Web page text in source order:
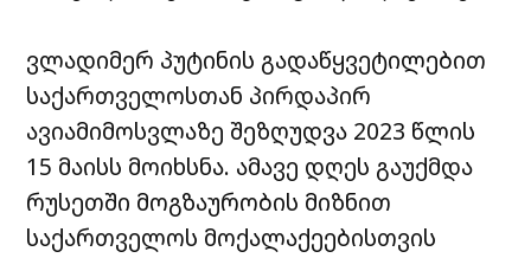
ვლადიმერ პუტინის გადაწყვეტილებით
საქართველოსთან პირდაპირ
ავიამიმოსვლაზე შეზღუდვა 2023 წლის
15 მაისს მოიხსნა. ამავე დღეს გაუქმდა
რუსეთში მოგზაურობის მიზნით
საქართველოს მოქალაქეებისთვის